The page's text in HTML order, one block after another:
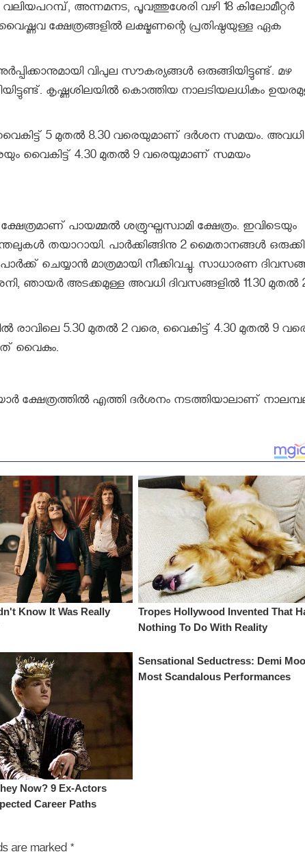
അന്നമനട, പൂവത്തുശേരി വഴി 18 കിലോമീറ്റർ
ക്ഷേത്രങ്ങളിൽ ലക്ഷ്മണന്റെ പ്രതിഷ്ഠയുള്ള ഏക
വിപുല സൗകര്യങ്ങൾ ഒരുങ്ങിയിട്ടുണ്ട്. മഴ
കൃഷ്ണശിലയിൽ കൊത്തിയ നാലടിയലധികം
5 മുതൽ 8.30 വരെയുമാണ് ദർശന സമയം. അവധി
വൈകിട്ട് 4.30 മുതൽ 9 വരെയുമാണ് സമയം
പായമ്മൽ ശത്രുഘ്നസ്വാമി ക്ഷേത്രം. ഇവിടെയും
തയാറായി. പാർക്കിങ്ങിനു 2 മൈതാനങ്ങൾ
ചെയ്യാൻ മാത്രമായി നീക്കിവച്ചു. സാധാരണ
ഞായർ അടക്കമുള്ള അവധി ദിവസങ്ങളിൽ 11.30 മുതൽ
5.30 മുതൽ 2 വരെ, വൈകിട്ട് 4.30 മുതൽ 9
വൈകും.
ക്ഷേത്രത്തിൽ എത്തി ദർശനം നടത്തിയാലാണ്